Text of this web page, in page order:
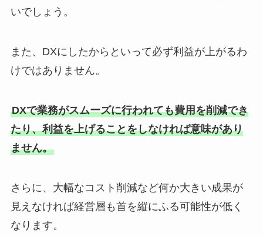
いでしょう。
また、DXにしたからといって必ず利益が上がるわ
けではありません。
DXで業務がスムーズに行われても費用を削減でき
たり、利益を上げることをしなければ意味があり
ません。
さらに、大幅なコスト削減など何か大きい成果が
見えなければ経営層も首を縦にふる可能性が低く
なります。